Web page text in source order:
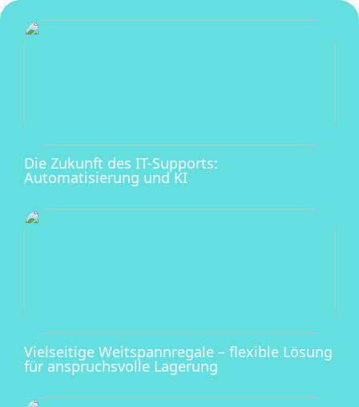
Die Zukunft des IT-Supports:
Automatisierung und KI
Vielseitige Weitspannregale – flexible Lösung
für anspruchsvolle Lagerung